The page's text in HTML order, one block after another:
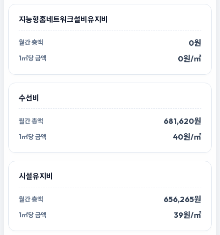
지능형홈네트워크설비유지비
0원
0원/㎡
수선비
681,620원
40원/㎡
시설유지비
656,265원
39원/㎡